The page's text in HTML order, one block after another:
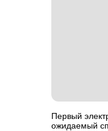
Первый
ожидаемый